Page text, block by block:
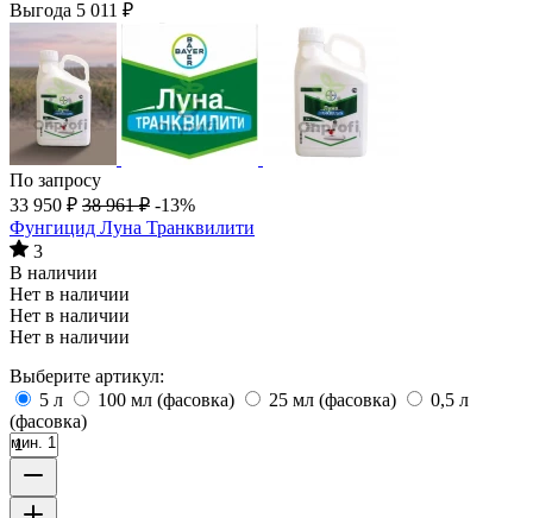
Выгода 5 011 ₽
По запросу
33 950 ₽ 38 961 ₽ -13%
Фунгицид Луна Транквилити
3
В наличии
Нет в наличии
Нет в наличии
Нет в наличии
Выберите артикул:
5 л
100 мл (фасовка) 25 мл (фасовка)
0,5 л
(фасовка)
мин. 1